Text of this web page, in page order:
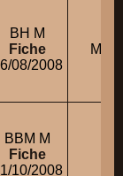
BH M
Fiche
08/2008
M.
BBM M
Fiche
10/2008